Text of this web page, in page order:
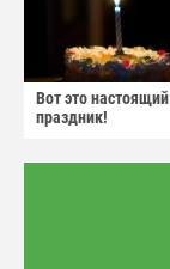
Вот это настоящий
праздник!